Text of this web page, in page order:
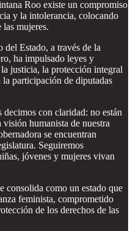
Roo existe un compromiso
y la intolerancia, colocando
mujeres.
Estado, a través de la
ha impulsado leyes y
justicia, la protección integral
participación de diputadas
con claridad: no están
humanista de nuestra
se encuentran
Seguiremos
jóvenes y mujeres vivan
consolida como un estado que
feminista, comprometido
de los derechos de las